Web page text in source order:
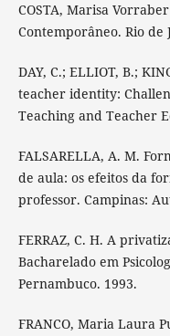
COSTA, Marisa
Contemporâneo. Rio de
DAY, C.; ELLIOT, B.;
teacher identity:
Teaching and Teacher
FALSARELLA, A. M.
de aula: os efeitos da
professor. Campinas:
FERRAZ, C. H. A
Bacharelado em
Pernambuco. 1993.
FRANCO, Maria Laura